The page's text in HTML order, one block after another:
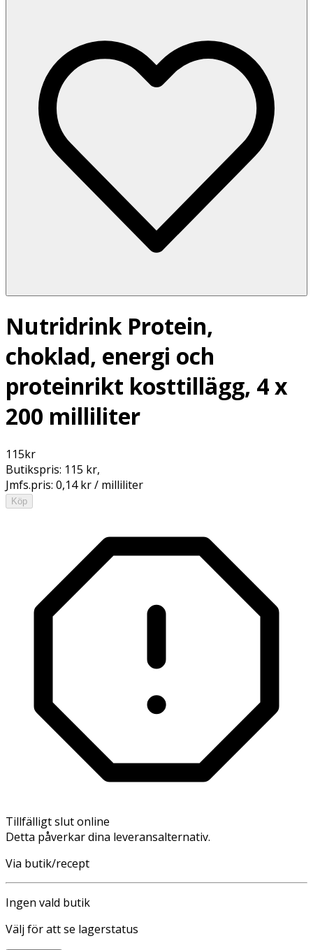
Nutridrink Protein,
choklad, energi och
proteinrikt kosttillägg, 4 x
200 milliliter
115kr
Butikspris: 115 kr,
Jmfs.pris: 0,14 kr / milliliter
Köp
Tillfälligt slut online
Detta påverkar dina leveransalternativ.
Via butik/recept
Ingen vald butik
Välj för att se lagerstatus